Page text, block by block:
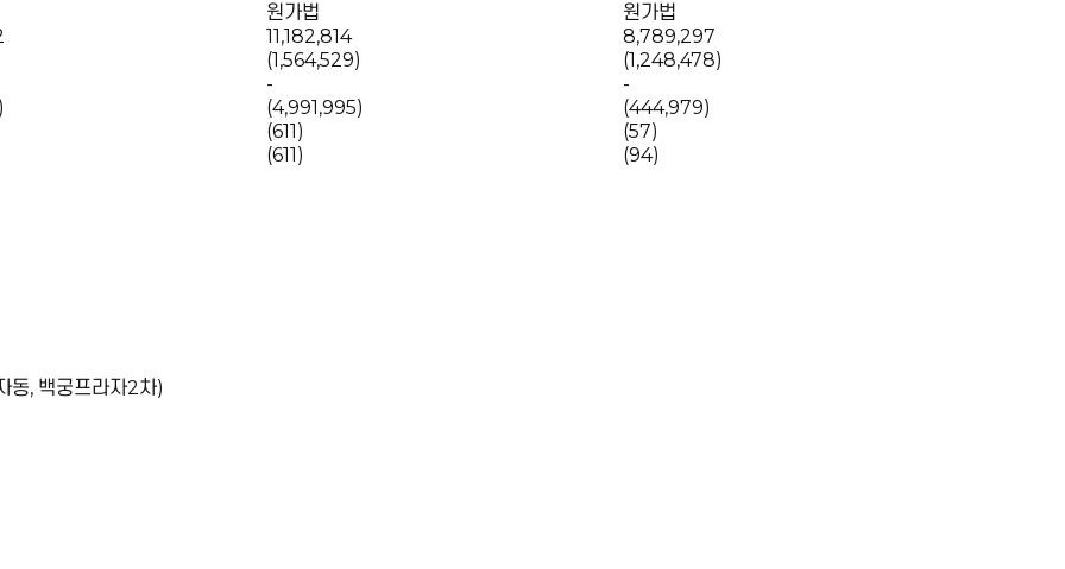
원가법
원가법
11,182,814
8,789,297
(1,564,529)
(1,248,478)
-
-
(4,991,995)
(444,979)
(611)
(57)
(611)
(94)
동, 백궁프라자2차)